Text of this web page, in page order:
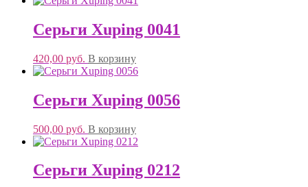
Серьги Xuping 0041
420,00 руб. В корзину
Серьги Xuping 0056
500,00 руб. В корзину
Серьги Xuping 0212